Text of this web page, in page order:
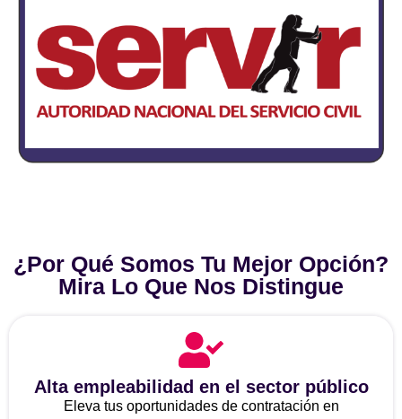
¿Por Qué Somos Tu Mejor Opción?
Mira Lo Que Nos Distingue
Alta empleabilidad en el sector público
Eleva tus oportunidades de contratación en